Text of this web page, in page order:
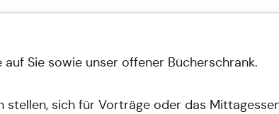
Sie sowie unser offener Bücherschrank.
stellen, sich für Vorträge oder das